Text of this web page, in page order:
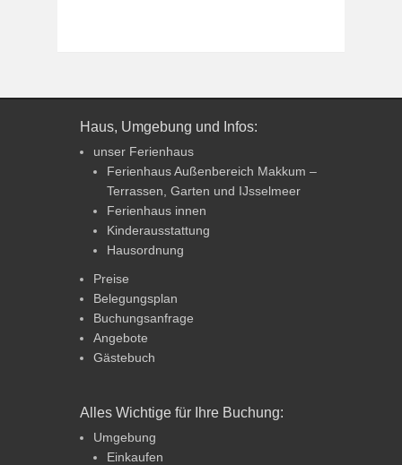
Haus, Umgebung und Infos:
unser Ferienhaus
Ferienhaus Außenbereich Makkum –
Terrassen, Garten und IJsselmeer
Ferienhaus innen
Kinderausstattung
Hausordnung
Preise
Belegungsplan
Buchungsanfrage
Angebote
Gästebuch
Alles Wichtige für Ihre Buchung:
Umgebung
Einkaufen